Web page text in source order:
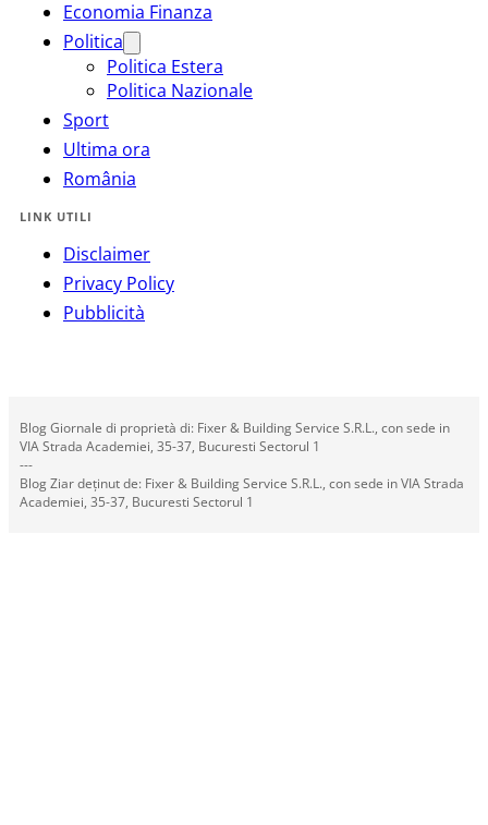
Economia Finanza
Politica
Politica Estera
Politica Nazionale
Sport
Ultima ora
România
LINK UTILI
Disclaimer
Privacy Policy
Pubblicità
Blog Giornale di proprietà di: Fixer & Building Service S.R.L., con sede in
VIA Strada Academiei, 35-37, Bucuresti Sectorul 1
---
Blog Ziar deținut de: Fixer & Building Service S.R.L., con sede in VIA Strada
Academiei, 35-37, Bucuresti Sectorul 1